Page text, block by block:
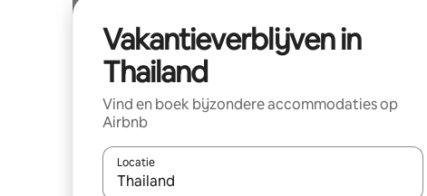
Vakantieverblijven in
Thailand
Vind en boek bijzondere accommodaties op
Airbnb
Locatie
Wanneer er resultaten beschikbaar zijn, maak je